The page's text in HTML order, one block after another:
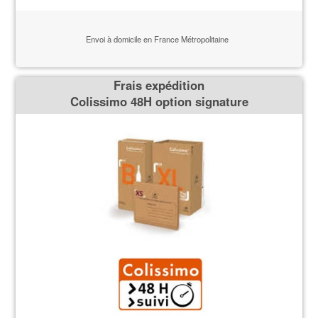
Envoi à domicile en France Métropolitaine
Frais expédition
Colissimo 48H option signature